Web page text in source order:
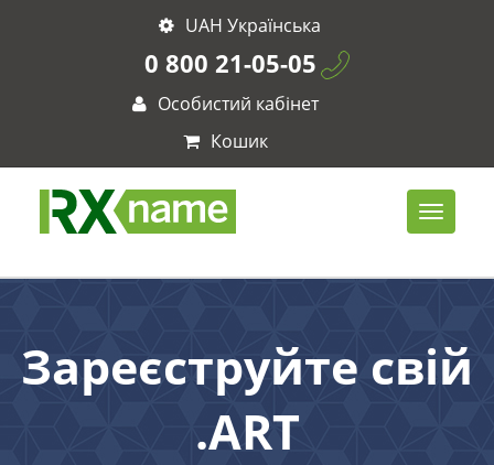
UAH Українська
0 800 21-05-05
Особистий кабінет
Кошик
Зареєструйте свій
.ART